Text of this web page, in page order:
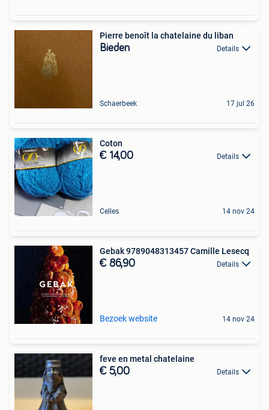
Pierre benoît la chatelaine du liban
Bieden Details
Schaerbeek 17 jul 26
Coton
€ 14,00 Details
Celles 14 nov 24
Gebak 9789048313457 Camille Lesecq
€ 86,90 Details
Bezoek website 14 nov 24
feve en metal chatelaine
€ 5,00 Details